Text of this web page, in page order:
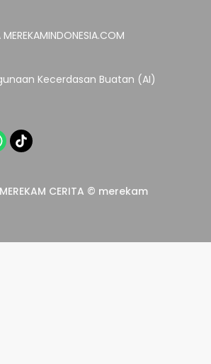
MEREKAMINDONESIA.COM
Kecerdasan Buatan (AI)
CERITA © merekam